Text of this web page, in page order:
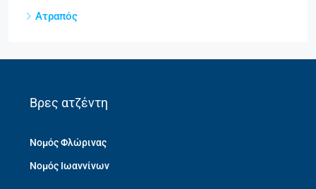
Ατραπός
Βρες ατζέντη
Νομός Φλώρινας
Νομός Ιωαννίνων